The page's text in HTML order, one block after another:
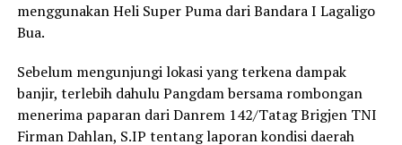
menggunakan Heli Super Puma dari Bandara I Lagaligo
Bua.
Sebelum mengunjungi lokasi yang terkena dampak
banjir, terlebih dahulu Pangdam bersama rombongan
menerima paparan dari Danrem 142/Tatag Brigjen TNI
Firman Dahlan, S.IP tentang laporan kondisi daerah